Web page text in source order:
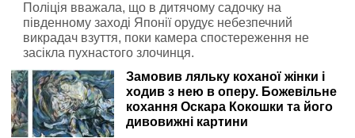
Поліція вважала, що в дитячому садочку на
південному заході Японії орудує небезпечний
викрадач взуття, поки камера спостереження не
засікла пухнастого злочинця.
Замовив ляльку коханої жінки і
ходив з нею в оперу. Божевільне
кохання Оскара Кокошки та його
дивовижні картини